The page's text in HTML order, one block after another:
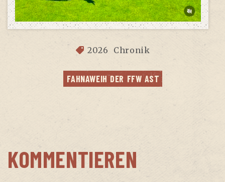
2026 Chronik
FAHN­AWEIH DER FFW AST
KOMMENTIEREN